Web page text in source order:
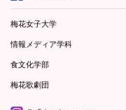
梅花女子大学
情報メディア学科
食文化学部
梅花歌劇団